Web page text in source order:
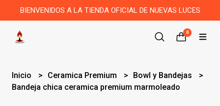
BIENVENIDOS A LA TIENDA OFICIAL DE NUEVAS LUCES
0
Inicio Ceramica Premium
Bowl y Bandejas
Bandeja chica ceramica premium marmoleado